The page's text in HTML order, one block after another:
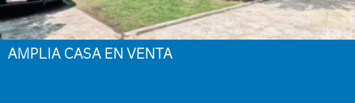
AMPLIA CASA EN VENTA